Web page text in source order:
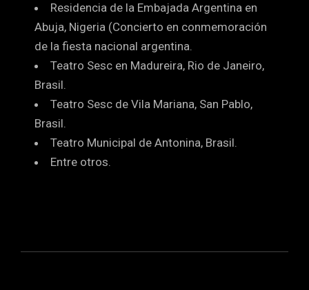
Residencia de la Embajada Argentina en
Abuja, Nigeria (Concierto en conmemoración
de la fiesta nacional argentina.
Teatro Sesc en Madureira, Rio de Janeiro,
Brasil.
Teatro Sesc de Vila Mariana, San Pablo,
Brasil.
Teatro Municipal de Antonina, Brasil.
Entre otros.